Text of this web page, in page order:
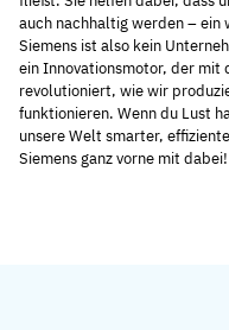
auch nachhaltig werden –
Siemens ist also kein
ein Innovationsmotor, der mit
revolutioniert, wie wir
funktionieren. Wenn du Lust
unsere Welt smarter,
Siemens ganz vorne mit dabei!